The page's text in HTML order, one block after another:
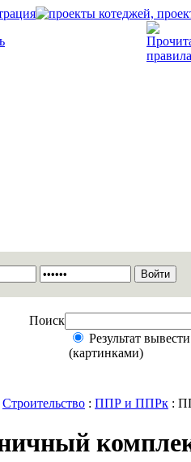
Поиск
Результат
(картинками)
Строительство : ППР и ППРк :